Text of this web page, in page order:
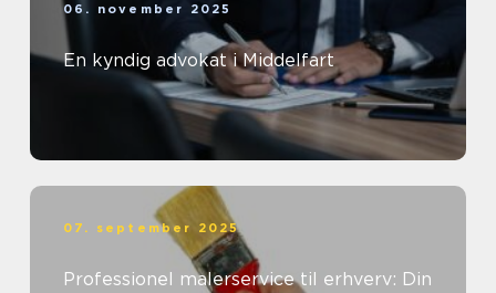
06. november 2025
En kyndig advokat i Middelfart
07. september 2025
Professionel malerservice til erhverv: Din